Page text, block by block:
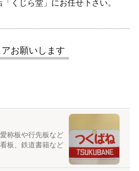
くじら堂」にお任せ下さい。
お願いします
板や行先板など
板、鉄道書籍など